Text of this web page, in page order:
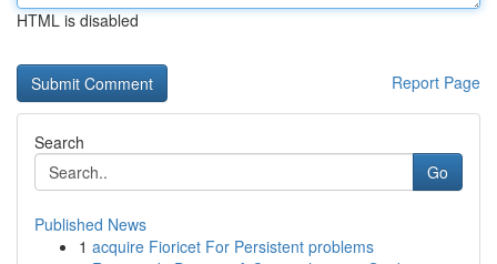
HTML is disabled
Report Page
Search
Go
Published News
1 acquire Fioricet For Persistent problems